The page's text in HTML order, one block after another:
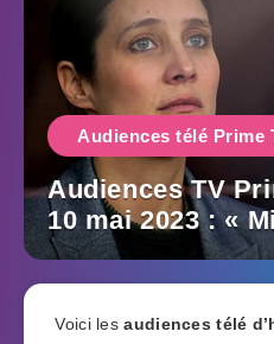
Audiences télé Prime
Audiences TV
10 mai 2023 : «
Voici lesaudiences télé